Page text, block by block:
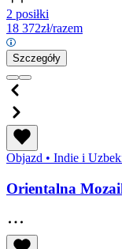
2 posiłki
18 372zł/razem
Szczegóły
Objazd • Indie i
Orientalna